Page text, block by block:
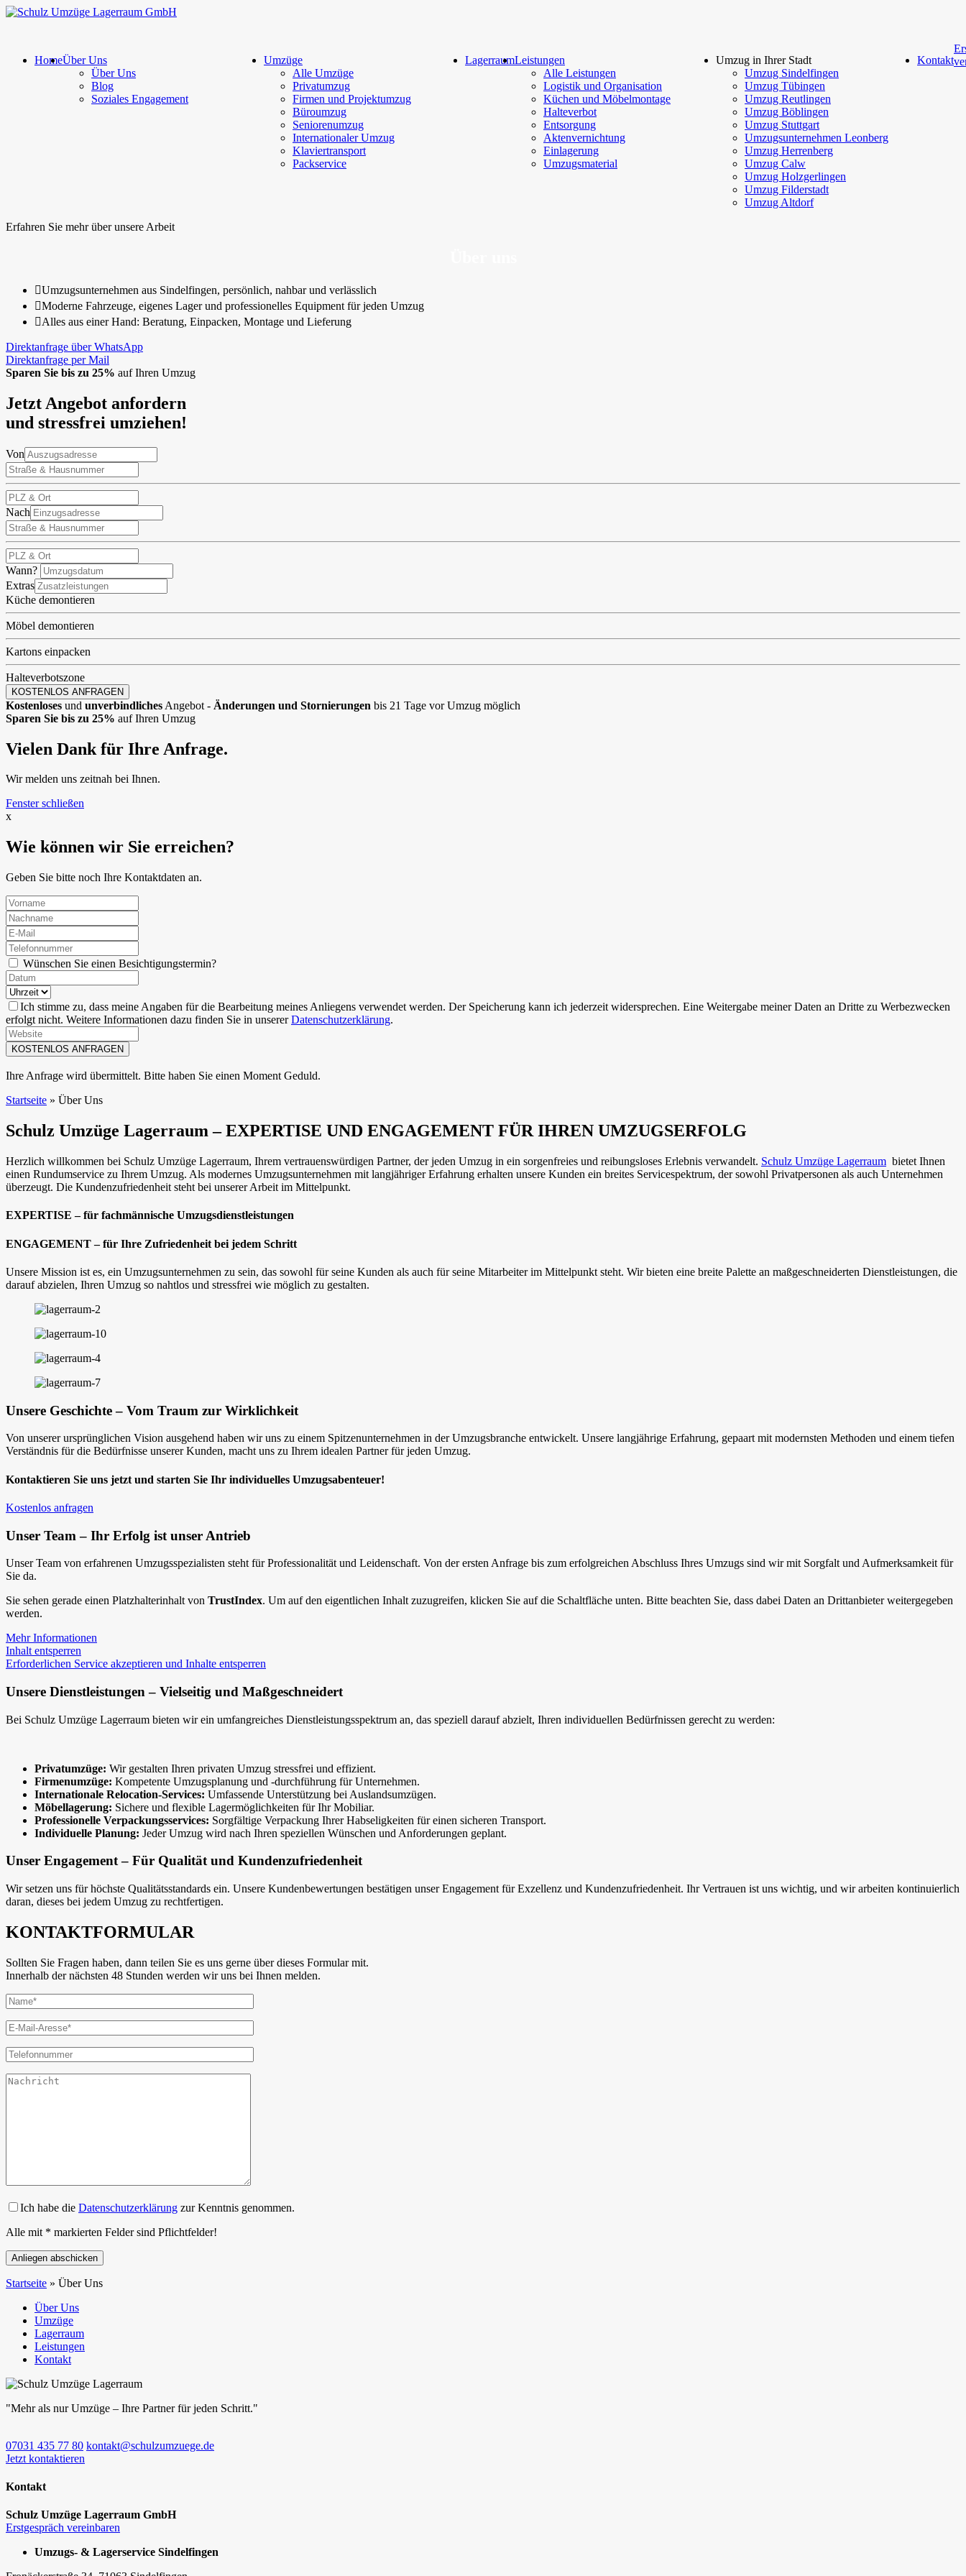
HomeÜber Uns
Über Uns
Blog
Soziales Engagement
Umzüge
Alle Umzüge
Privatumzug
Firmen und Projektumzug
Büroumzug
Seniorenumzug
Internationaler Umzug
Klaviertransport
Packservice
LagerraumLeistungen
Alle Leistungen
Logistik und Organisation
Küchen und Möbelmontage
Halteverbot
Entsorgung
Aktenvernichtung
Einlagerung
Umzugsmaterial
Umzug in Ihrer Stadt
Umzug Sindelfingen
Umzug Tübingen
Umzug Reutlingen
Umzug Böblingen
Umzug Stuttgart
Umzugsunternehmen Leonberg
Umzug Herrenberg
Umzug Calw
Umzug Holzgerlingen
Umzug Filderstadt
Umzug Altdorf
Kontakt
Erfahren Sie mehr über unsere Arbeit
Umzugsunternehmen aus Sindelfingen, persönlich, nahbar und verlässlich
Moderne Fahrzeuge, eigenes Lager und professionelles Equipment für jeden Umzug
Alles aus einer Hand: Beratung, Einpacken, Montage und Lieferung
Direktanfrage über WhatsApp
Direktanfrage per Mail
Sparen Sie bis zu 25% auf Ihren Umzug
Jetzt Angebot anfordern
und stressfrei umziehen!
Von
Nach
Wann?
Extras
Küche demontieren
Möbel demontieren
Kartons einpacken
Halteverbotszone
KOSTENLOS ANFRAGEN
Kostenloses und unverbindliches Angebot - Änderungen und Stornierungen bis 21 Tage vor Umzug möglich
Sparen Sie bis zu 25% auf Ihren Umzug
Vielen Dank für Ihre Anfrage.
Wir melden uns zeitnah bei Ihnen.
Fenster schließen
x
Wie können wir Sie erreichen?
Geben Sie bitte noch Ihre Kontaktdaten an.
Wünschen Sie einen Besichtigungstermin?
Ich stimme zu, dass meine Angaben für die Bearbeitung meines Anliegens verwendet werden. Der Speicherung kann ich jederzeit widersprechen. Eine Weitergabe meiner Daten an Dritte zu Werbezwecken
erfolgt nicht. Weitere Informationen dazu finden Sie in unsererDatenschutzerklärung.
Ihre Anfrage wird übermittelt. Bitte haben Sie einen Moment Geduld.
Startseite » Über Uns
Schulz Umzüge Lagerraum – EXPERTISE UND ENGAGEMENT FÜR IHREN UMZUGSERFOLG
Herzlich willkommen bei Schulz Umzüge Lagerraum, Ihrem vertrauenswürdigen Partner, der jeden Umzug in ein sorgenfreies und reibungsloses Erlebnis verwandelt. Schulz Umzüge Lagerraum bietet Ihnen
einen Rundumservice zu Ihrem Umzug. Als modernes Umzugsunternehmen mit langjähriger Erfahrung erhalten unsere Kunden ein breites Servicespektrum, der sowohl Privatpersonen als auch Unternehmen
überzeugt. Die Kundenzufriedenheit steht bei unserer Arbeit im Mittelpunkt.
EXPERTISE – für fachmännische Umzugsdienstleistungen
ENGAGEMENT – für Ihre Zufriedenheit bei jedem Schritt
Unsere Mission ist es, ein Umzugsunternehmen zu sein, das sowohl für seine Kunden als auch für seine Mitarbeiter im Mittelpunkt steht. Wir bieten eine breite Palette an maßgeschneiderten Dienstleistungen, die
darauf abzielen, Ihren Umzug so nahtlos und stressfrei wie möglich zu gestalten.
Unsere Geschichte – Vom Traum zur Wirklichkeit
Von unserer ursprünglichen Vision ausgehend haben wir uns zu einem Spitzenunternehmen in der Umzugsbranche entwickelt. Unsere langjährige Erfahrung, gepaart mit modernsten Methoden und einem tiefen
Verständnis für die Bedürfnisse unserer Kunden, macht uns zu Ihrem idealen Partner für jeden Umzug.
Kontaktieren Sie uns jetzt und starten Sie Ihr individuelles Umzugsabenteuer!
Kostenlos anfragen
Unser Team – Ihr Erfolg ist unser Antrieb
Unser Team von erfahrenen Umzugsspezialisten steht für Professionalität und Leidenschaft. Von der ersten Anfrage bis zum erfolgreichen Abschluss Ihres Umzugs sind wir mit Sorgfalt und Aufmerksamkeit für
Sie da.
Sie sehen gerade einen Platzhalterinhalt von TrustIndex. Um auf den eigentlichen Inhalt zuzugreifen, klicken Sie auf die Schaltfläche unten. Bitte beachten Sie, dass dabei Daten an Drittanbieter weitergegeben
werden.
Mehr Informationen
Inhalt entsperren
Erforderlichen Service akzeptieren und Inhalte entsperren
Unsere Dienstleistungen – Vielseitig und Maßgeschneidert
Bei Schulz Umzüge Lagerraum bieten wir ein umfangreiches Dienstleistungsspektrum an, das speziell darauf abzielt, Ihren individuellen Bedürfnissen gerecht zu werden:
Privatumzüge: Wir gestalten Ihren privaten Umzug stressfrei und effizient.
Firmenumzüge: Kompetente Umzugsplanung und -durchführung für Unternehmen.
Internationale Relocation-Services: Umfassende Unterstützung bei Auslandsumzügen.
Möbellagerung: Sichere und flexible Lagermöglichkeiten für Ihr Mobiliar.
Professionelle Verpackungsservices: Sorgfältige Verpackung Ihrer Habseligkeiten für einen sicheren Transport.
Individuelle Planung: Jeder Umzug wird nach Ihren speziellen Wünschen und Anforderungen geplant.
Unser Engagement – Für Qualität und Kundenzufriedenheit
Wir setzen uns für höchste Qualitätsstandards ein. Unsere Kundenbewertungen bestätigen unser Engagement für Exzellenz und Kundenzufriedenheit. Ihr Vertrauen ist uns wichtig, und wir arbeiten kontinuierlich
daran, dieses bei jedem Umzug zu rechtfertigen.
KONTAKTFORMULAR
Sollten Sie Fragen haben, dann teilen Sie es uns gerne über dieses Formular mit.
Innerhalb der nächsten 48 Stunden werden wir uns bei Ihnen melden.
Ich habe die Datenschutzerklärung zur Kenntnis genommen.
Alle mit * markierten Felder sind Pflichtfelder!
Anliegen abschicken
Startseite » Über Uns
Über Uns
Umzüge
Lagerraum
Leistungen
Kontakt
"Mehr als nur Umzüge – Ihre Partner für jeden Schritt."
07031 435 77 80 kontakt@schulzumzuege.de
Jetzt kontaktieren
Kontakt
Schulz Umzüge Lagerraum GmbH
Erstgespräch vereinbaren
Umzugs- & Lagerservice Sindelfingen